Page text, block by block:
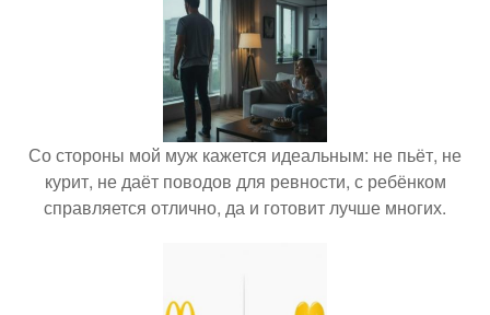
Со стороны мой муж кажется идеальным: не пьёт, не
курит, не даёт поводов для ревности, с ребёнком
справляется отлично, да и готовит лучше многих.